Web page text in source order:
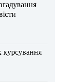
курсування